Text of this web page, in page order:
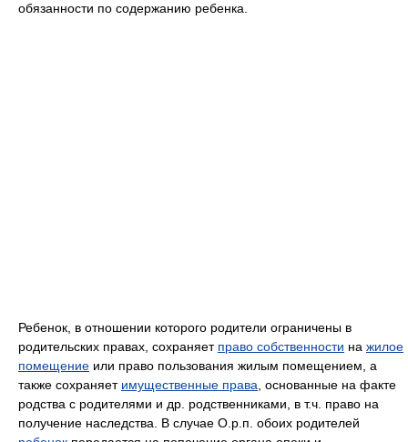
обязанности по содержанию ребенка.
Ребенок, в отношении которого родители ограничены в
родительских правах, сохраняет право собственности на жилое
помещение или право пользования жилым помещением, а
также сохраняет имущественные права , основанные на факте
родства с родителями и др. родственниками, в т.ч. право на
получение наследства. В случае О.р.п. обоих родителей